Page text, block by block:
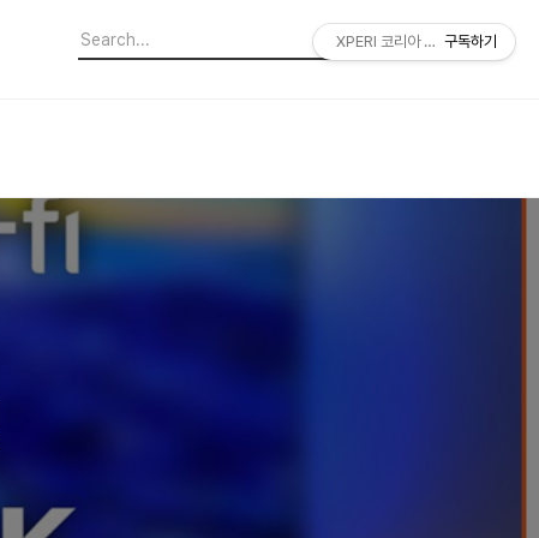
XPERI 코리아 공식 블로그
구독하기